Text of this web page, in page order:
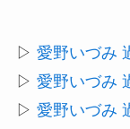
▷ 愛野いづみ
▷ 愛野いづみ
▷ 愛野いづみ